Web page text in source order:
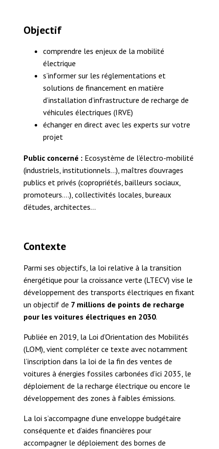
Objectif
comprendre les enjeux de la mobilité
électrique
s’informer sur les réglementations et
solutions de financement en matière
d’installation d’infrastructure de recharge de
véhicules électriques (IRVE)
échanger en direct avec les experts sur votre
projet
Public concerné : Ecosystème de l’électro-mobilité
(industriels, institutionnels…), maîtres d’ouvrages
publics et privés (copropriétés, bailleurs sociaux,
promoteurs….), collectivités locales, bureaux
d’études, architectes…
Contexte
Parmi ses objectifs, la loi relative à la transition
énergétique pour la croissance verte (LTECV) vise le
développement des transports électriques en fixant
un objectif de 7 millions de points de recharge
pour les voitures électriques en 2030.
Publiée en 2019, la Loi d’Orientation des Mobilités
(LOM), vient compléter ce texte avec notamment
l’inscription dans la loi de la fin des ventes de
voitures à énergies fossiles carbonées d’ici 2035, le
déploiement de la recharge électrique ou encore le
développement des zones à faibles émissions.
La loi s’accompagne d’une enveloppe budgétaire
conséquente et d’aides financières pour
accompagner le déploiement des bornes de